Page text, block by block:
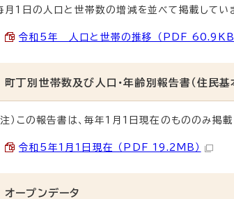
月1日の人口と世帯数の増減を並べて掲載してい
令和5年 人口と世帯の推移 （PDF 60.9KB
町丁別世帯数及び人口・年齢別報告書（住民基
注）この報告書は、毎年1月1日現在のもののみ掲載
令和5年1月1日現在 （PDF 19.2MB）
オープンデータ